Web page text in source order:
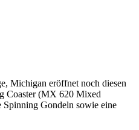
Michigan eröffnet noch diesen
Coaster (MX 620 Mixed
Gondeln sowie eine